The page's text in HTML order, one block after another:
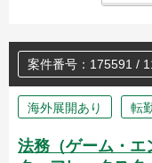
案件番号：175591 /
海外展開あり 転
法務（ゲーム・